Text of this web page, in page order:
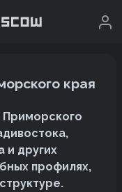
края
Приморского
и других
профилях,